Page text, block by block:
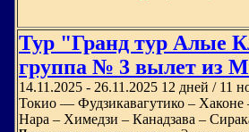
Тур "Гранд тур Алые
группа № 3 вылет из
14.11.2025 - 26.11.2025 12 дней / 11
Токио — Фудзикавагутико –
Нара – Химедзи – Канадзава –